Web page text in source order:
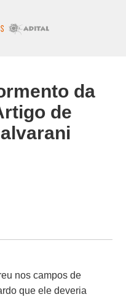
da
de
nos campos de
que ele deveria